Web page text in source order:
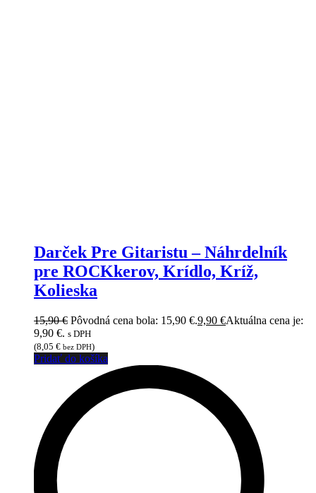
Darček Pre Gitaristu – Náhrdelník
pre ROCKkerov, Krídlo, Kríž,
Kolieska
15,90€ Pôvodná cena bola: 15,90 €.9,90 €Aktuálna cena je:
9,90 €. s DPH
(8,05 € bez DPH)
Pridať do košíka